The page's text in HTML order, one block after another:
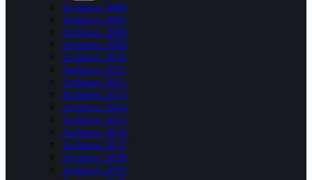
Archives 2006
Archives 2007
Archives 2008
Archives 2009
Archives 2010
Archives 2011
Archives 2012
Archives 2013
Archives 2014
Archives 2015
Archives 2016
Archives 2017
Archives 2018
Archives 2019